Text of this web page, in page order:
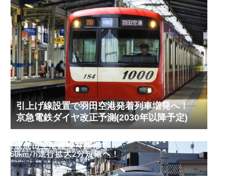
引上げ線設置で羽田空港発着列車増発へ！
京急電鉄ダイヤ改正予測(2030年以降予定)